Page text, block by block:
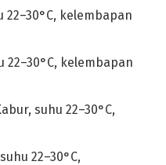
22–30°C, kelembapan
22–30°C, kelembapan
suhu 22–30°C,
22–30°C,